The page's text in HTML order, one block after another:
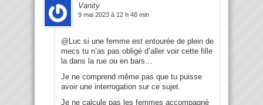
Vanity
9 mai 2023 à 12 h 48 min
@Luc si une femme est entourée de plein de
mecs tu n’as pas obligé d’aller voir cette fille
la dans la rue ou en bars…
Je ne comprend même pas que tu puisse
avoir une interrogation sur ce sujet.
Je ne calcule pas les femmes accompagné